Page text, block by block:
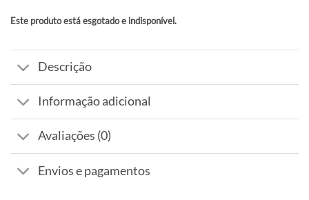
Este produto está esgotado e indisponível.
Alternative:
Descrição
Informação adicional
Avaliações (0)
Envios e pagamentos